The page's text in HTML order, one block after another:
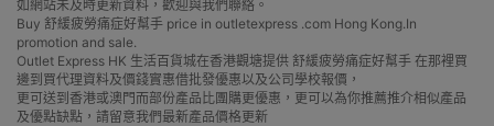
如網站未及時更新資料，歡迎與我們聯絡。
Buy 舒緩疲勞痛症好幫手 price in outletexpress .com Hong Kong.In
promotion and sale.
Outlet Express HK 生活百貨城在香港觀塘提供 舒緩疲勞痛症好幫手 在那裡買
邊到買代理資料及價錢實惠借批發優惠以及公司學校報價，
更可送到香港或澳門而部份產品比團購更優惠，更可以為你推薦推介相似產品
及優點缺點，請留意我們最新產品價格更新